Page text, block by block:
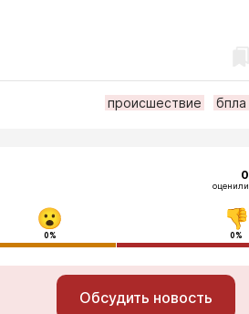
происшествие бпла
0
оценили
0% 0%
Обсудить новость